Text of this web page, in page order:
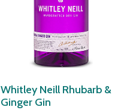
Whitley Neill Rhubarb &
Ginger Gin